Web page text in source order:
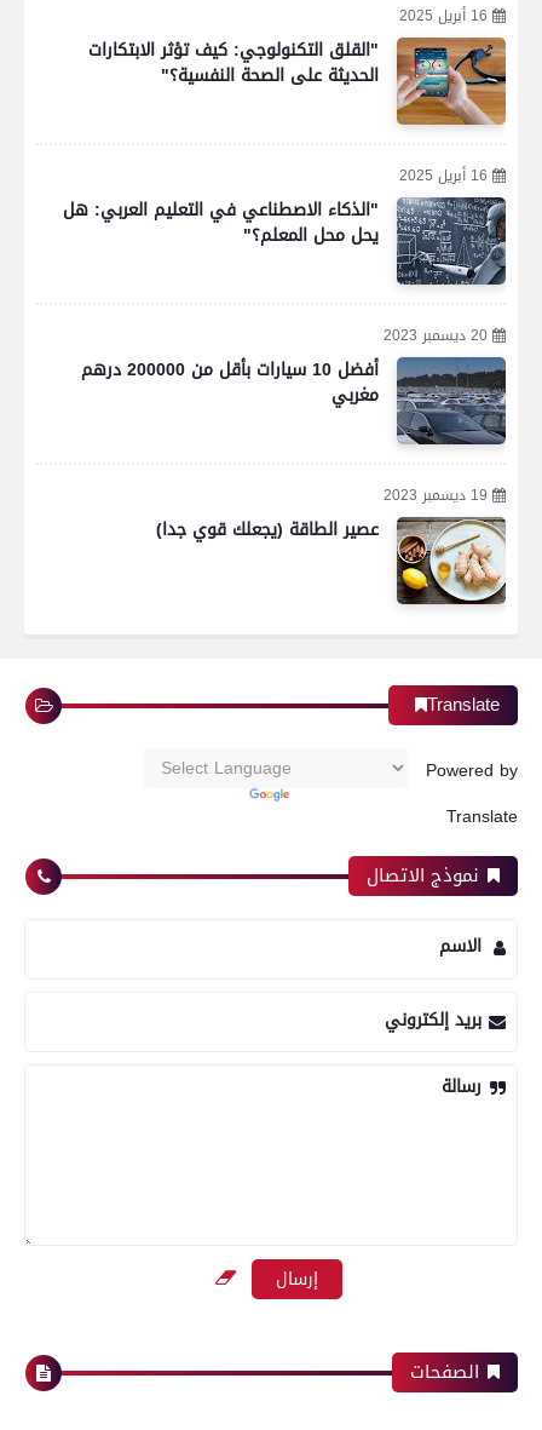
16 أبريل 2025
"القلق التكنولوجي: كيف تؤثر الابتكارات
الحديثة على الصحة النفسية؟"
16 أبريل 2025
"الذكاء الاصطناعي في التعليم العربي: هل
يحل محل المعلم؟"
20 ديسمبر 2023
أفضل 10 سيارات بأقل من 200000 درهم
مغربي
19 ديسمبر 2023
عصير الطاقة (يجعلك قوي جدا)
Translate
Powered by
Translate
نموذج الاتصال
الاسم
بريد إلكتروني
رسالة
الصفحات